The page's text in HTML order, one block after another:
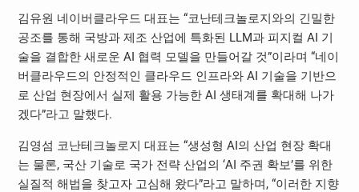
김유원 네이버클라우드 대표는 “코난테크놀로지와의 긴밀한
공조를 통해 국방과 제조 산업에 특화된 LLM과 피지컬 AI 기
술을 결합한 새로운 AI 협력 모델을 만들어갈 것”이라며 “네이
버클라우드의 안정적인 클라우드 인프라와 AI 기술을 기반으
로 산업 현장에서 실제 활용 가능한 AI 생태계를 확대해 나가
겠다”라고 말했다.
김영섬 코난테크놀로지 대표는 “생성형 AI의 산업 현장 확대
는 물론, 국산 기술로 국가 전략 산업의 ‘AI 주권 확보’를 위한
실질적 해법을 찾고자 고심해 왔다”라고 말하며, “이러한 지향